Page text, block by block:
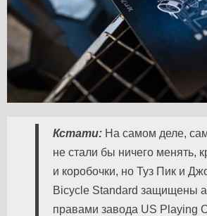
Кстати: На самом деле,
не стали бы ничего менять,
и коробочки, но Туз Пик и
Bicycle Standard защищены
правами завода US Playing